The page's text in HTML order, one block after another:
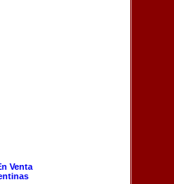
Venta